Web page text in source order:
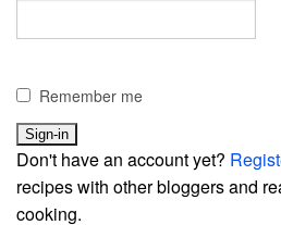
Remember me
Don't have an account yet?
recipes with other bloggers and
cooking.